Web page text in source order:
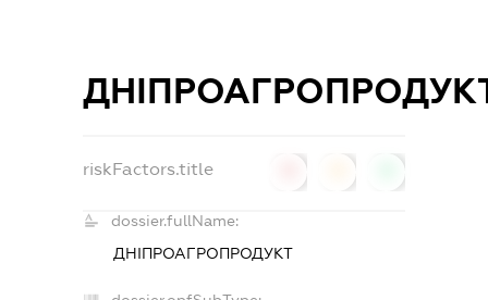
riskFactors.title
dossier.fullName:
ДНІПРОАГРОПРОДУКТ